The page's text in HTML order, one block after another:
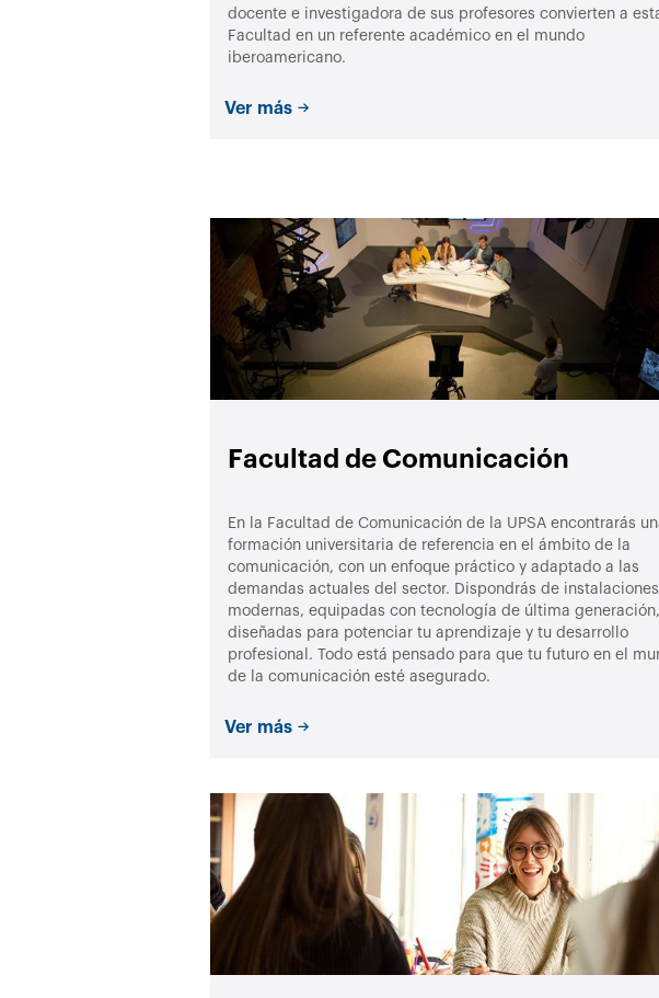
docente e investigadora de sus profesores convierten a
Facultad en un referente académico en el mundo
iberoamericano.
Ver más
Facultad de Comunicación
En la Facultad de Comunicación de la UPSA encontrarás
formación universitaria de referencia en el ámbito de la
comunicación, con un enfoque práctico y adaptado a las
demandas actuales del sector. Dispondrás de instalaciones
modernas, equipadas con tecnología de última generación,
diseñadas para potenciar tu aprendizaje y tu desarrollo
profesional. Todo está pensado para que tu futuro en el
de la comunicación esté asegurado.
Ver más